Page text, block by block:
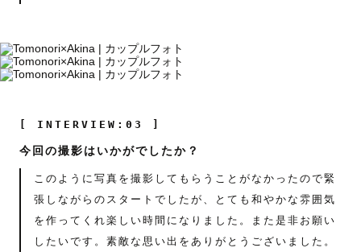
[ INTERVIEW:03 ]
今回の撮影はいかがでしたか？
このように写真を撮影してもらうことがなかったので緊
張しながらのスタートでしたが、とても和やかな雰囲気
を作ってくれ楽しい時間になりました。また是非お願い
したいです。素敵な思い出をありがとうございました。